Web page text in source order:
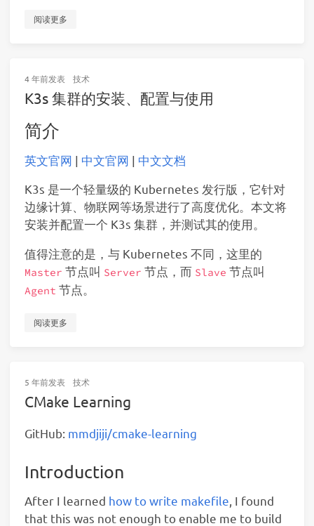
阅读更多
4 年前发表 技术
K3s 集群的安装、配置与使用
简介
英文官网 | 中文官网 | 中文文档
K3s 是一个轻量级的 Kubernetes 发行版，它针对
边缘计算、物联网等场景进行了高度优化。本文将
安装并配置一个 K3s 集群，并测试其的使用。
值得注意的是，与 Kubernetes 不同，这里的
Master 节点叫 Server 节点，而 Slave 节点叫
Agent 节点。
阅读更多
5 年前发表 技术
CMake Learning
GitHub: mmdjiji/cmake-learning
Introduction
After I learned how to write makefile , I found
that this was not enough to enable me to build